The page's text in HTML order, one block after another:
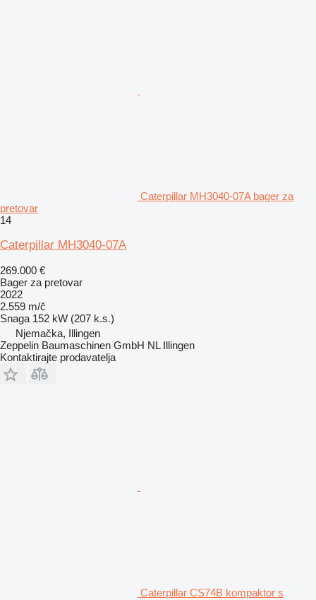
Caterpillar MH3040-07A bager za
pretovar
14
Caterpillar MH3040-07A
269.000 €
Bager za pretovar
2022
2.559 m/č
Snaga 152 kW (207 k.s.)
Njemačka, Illingen
Zeppelin Baumaschinen GmbH NL Illingen
Kontaktirajte prodavatelja
Caterpillar CS74B kompaktor s